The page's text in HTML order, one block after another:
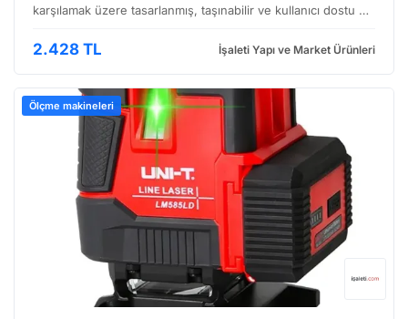
karşılamak üzere tasarlanmış, taşınabilir ve kullanıcı dostu bir
elektronik projeleriyle uğraşanlar …
2.428 TL İşaleti Yapı ve Market Ürünleri
Ölçme makineleri